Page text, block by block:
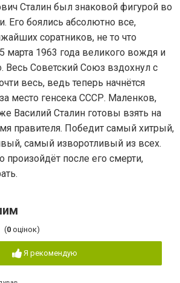
Сталин был знаковой фигурой во
Его боялись абсолютно все,
соратников, не то что
марта 1963 года великого вождя и
Весь Советский Союз вздохнул с
весь, ведь теперь начнётся
место генсека СССР. Маленков,
Василий Сталин готовы взять на
правителя. Победит самый хитрый,
самый изворотливый из всех.
произойдёт после его смерти,
(0 оцінок)
Я рекомендую